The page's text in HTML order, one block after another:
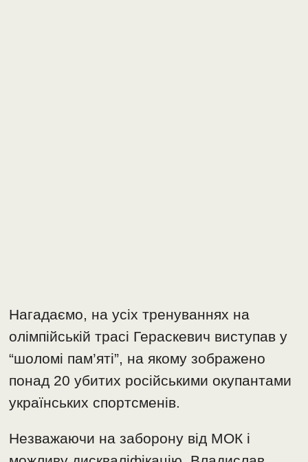
Нагадаємо, на усіх тренуваннях на
олімпійській трасі Гераскевич виступав у
“шоломі пам’яті”, на якому зображено
понад 20 убитих російськими окупантами
українських спортсменів.
Незважаючи на заборону від МОК і